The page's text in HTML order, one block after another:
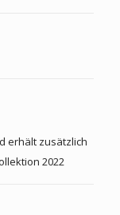
erhält zusätzlich
2022